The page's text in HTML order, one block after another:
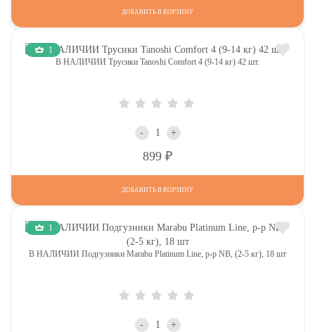
ДОБАВИТЬ В КОРЗИНУ
1
В НАЛИЧИИ Трусики Tanoshi Comfort 4 (9-14 кг) 42 шт.
- +
899
ДОБАВИТЬ В КОРЗИНУ
1
В НАЛИЧИИ Подгузники Marabu Platinum Line, р-р NB, (2-5 кг), 18 шт
- +